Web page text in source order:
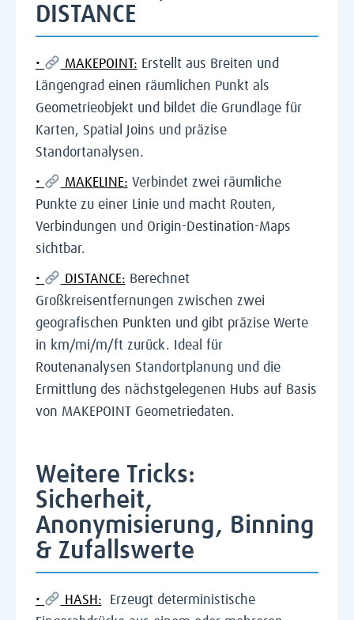
DISTANCE
• MAKEPOINT: Erstellt aus Breiten und
Längengrad einen räumlichen Punkt als
Geometrieobjekt und bildet die Grundlage für
Karten, Spatial Joins und präzise
Standortanalysen.
• MAKELINE: Verbindet zwei räumliche
Punkte zu einer Linie und macht Routen,
Verbindungen und Origin-Destination-Maps
sichtbar.
• DISTANCE: Berechnet
Großkreisentfernungen zwischen zwei
geografischen Punkten und gibt präzise Werte
in km/mi/m/ft zurück. Ideal für
Routenanalysen Standortplanung und die
Ermittlung des nächstgelegenen Hubs auf Basis
von MAKEPOINT Geometriedaten.
Weitere Tricks:
Sicherheit,
Anonymisierung, Binning
& Zufallswerte
• HASH:
Erzeugt deterministische